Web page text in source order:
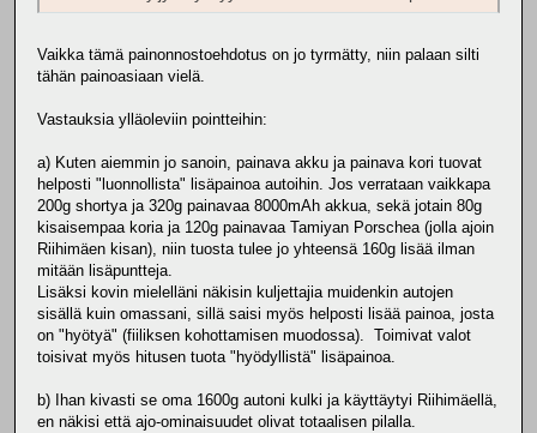
Vaikka tämä painonnostoehdotus on jo tyrmätty, niin palaan silti
tähän painoasiaan vielä.
Vastauksia ylläoleviin pointteihin:
a) Kuten aiemmin jo sanoin, painava akku ja painava kori tuovat
helposti "luonnollista" lisäpainoa autoihin. Jos verrataan vaikkapa
200g shortya ja 320g painavaa 8000mAh akkua, sekä jotain 80g
kisaisempaa koria ja 120g painavaa Tamiyan Porschea (jolla ajoin
Riihimäen kisan), niin tuosta tulee jo yhteensä 160g lisää ilman
mitään lisäpuntteja.
Lisäksi kovin mielelläni näkisin kuljettajia muidenkin autojen
sisällä kuin omassani, sillä saisi myös helposti lisää painoa, josta
on "hyötyä" (fiiliksen kohottamisen muodossa). Toimivat valot
toisivat myös hitusen tuota "hyödyllistä" lisäpainoa.
b) Ihan kivasti se oma 1600g autoni kulki ja käyttäytyi Riihimäellä,
en näkisi että ajo-ominaisuudet olivat totaalisen pilalla.